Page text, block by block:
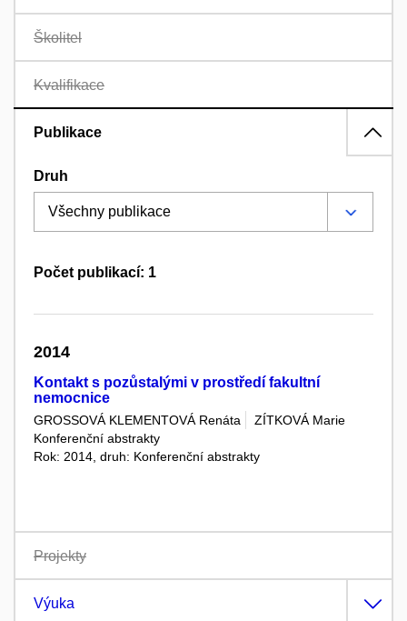
Školitel
Kvalifikace
Publikace
Druh
Počet publikací: 1
2014
Kontakt s pozůstalými v prostředí fakultní
nemocnice
GROSSOVÁ KLEMENTOVÁ Renáta
ZÍTKOVÁ Marie
Konferenční abstrakty
Rok: 2014, druh: Konferenční abstrakty
Projekty
Výuka